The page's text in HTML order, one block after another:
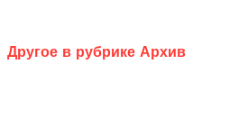
Другое в рубрике Архив